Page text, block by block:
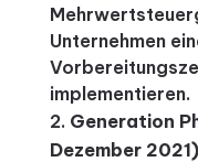
Unternehmen
implementieren.
Generation
Dezember 2021)